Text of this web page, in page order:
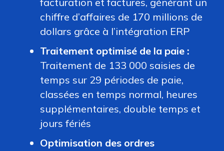
chiffre d’affaires de 170 millions de
dollars grâce à l’intégration ERP
Traitement optimisé de la paie :
Traitement de 133 000 saisies de
temps sur 29 périodes de paie,
classées en temps normal, heures
supplémentaires, double temps et
jours fériés
Optimisation des ordres